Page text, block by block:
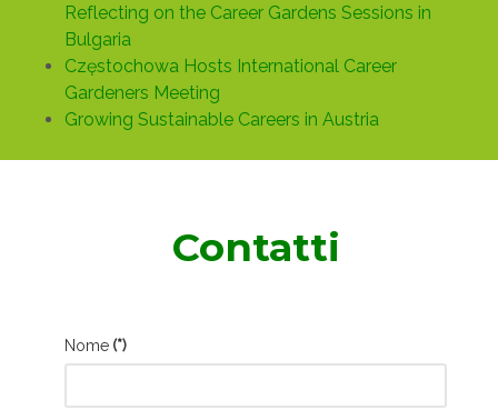
Reflecting on the Career Gardens Sessions in
Bulgaria
Częstochowa Hosts International Career
Gardeners Meeting
Growing Sustainable Careers in Austria
Contatti
Nome (*)